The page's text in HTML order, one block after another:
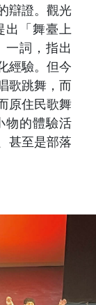
辯證。觀光
出「舞臺上
一詞，指出
經驗。但今
歌跳舞，而
原住民歌舞
物的體驗活
甚至是部落